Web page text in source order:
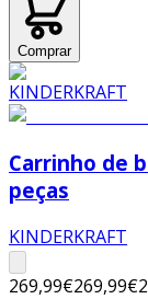
Comprar
Carrinho de
peças
KINDERKRAFT
269,99€269,99€